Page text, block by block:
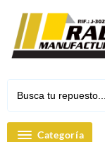
contenido
Categoría